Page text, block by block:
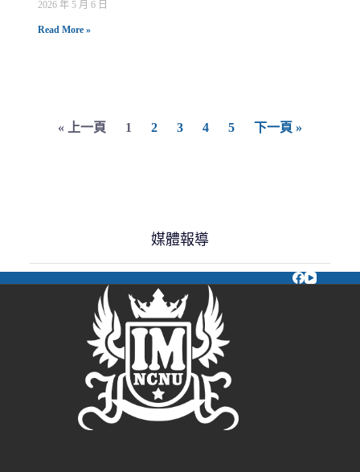
2026 年 5 月 6 日
Read More »
« 上一頁 1 2 3 4 5 下一頁 »
媒體報導